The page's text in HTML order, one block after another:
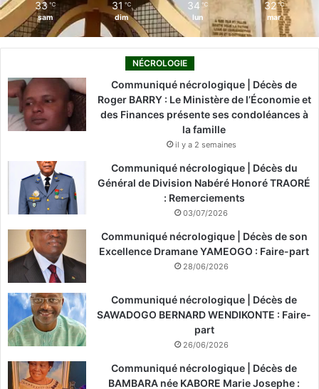
33 ℃
sam
31 ℃
dim
34 ℃
lun
32 ℃
mar
NÉCROLOGIE
Communiqué nécrologique | Décès de
Roger BARRY : Le Ministère de l’Économie et
des Finances présente ses condoléances à
la famille
il y a 2 semaines
Communiqué nécrologique | Décès du
Général de Division Nabéré Honoré TRAORÉ
: Remerciements
03/07/2026
Communiqué nécrologique | Décès de son
Excellence Dramane YAMEOGO : Faire-part
28/06/2026
Communiqué nécrologique | Décès de
SAWADOGO BERNARD WENDIKONTE : Faire-
part
26/06/2026
Communiqué nécrologique | Décès de
BAMBARA née KABORE Marie Josephe :